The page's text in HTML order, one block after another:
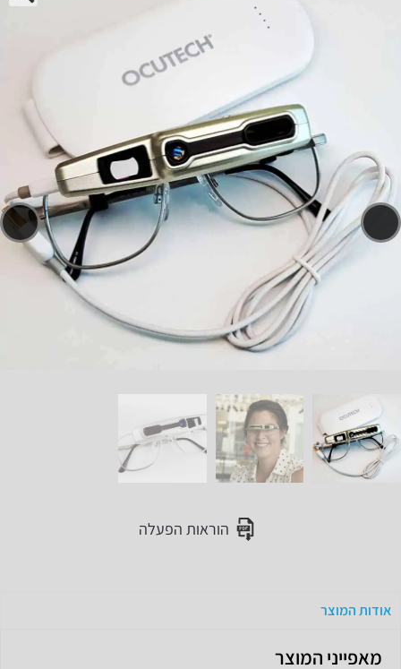
הוראות הפעלה
אודות המוצר
מאפייני המוצר